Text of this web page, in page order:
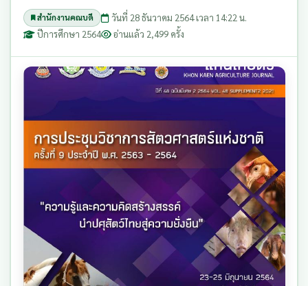
สำนักงานคณบดี
วันที่ 28 ธันวาคม 2564 เวลา 14:22 น.
ปีการศึกษา 2564
อ่านแล้ว 2,499 ครั้ง